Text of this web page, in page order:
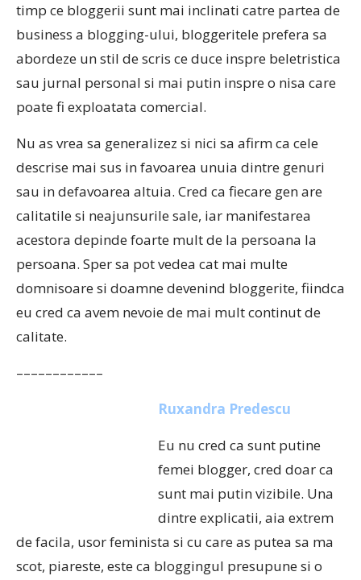
timp ce bloggerii sunt mai inclinati catre partea de
business a blogging-ului, bloggeritele prefera sa
abordeze un stil de scris ce duce inspre beletristica
sau jurnal personal si mai putin inspre o nisa care
poate fi exploatata comercial.
Nu as vrea sa generalizez si nici sa afirm ca cele
descrise mai sus in favoarea unuia dintre genuri
sau in defavoarea altuia. Cred ca fiecare gen are
calitatile si neajunsurile sale, iar manifestarea
acestora depinde foarte mult de la persoana la
persoana. Sper sa pot vedea cat mai multe
domnisoare si doamne devenind bloggerite, fiindca
eu cred ca avem nevoie de mai mult continut de
calitate.
––––––––––––
Ruxandra Predescu
Eu nu cred ca sunt putine
femei blogger, cred doar ca
sunt mai putin vizibile. Una
dintre explicatii, aia extrem
de facila, usor feminista si cu care as putea sa ma
scot, piareste, este ca bloggingul presupune si o